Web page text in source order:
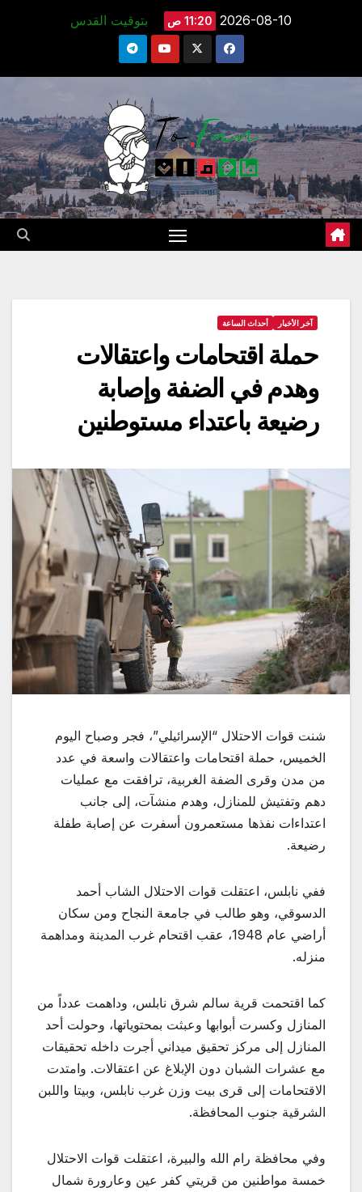
2026-08-10 11:20 ص بتوقيت القدس
آخر الأخبار أحداث الساعة
حملة اقتحامات واعتقالات
وهدم في الضفة وإصابة
رضيعة باعتداء مستوطنين
شنت قوات الاحتلال “الإسرائيلي”، فجر وصباح اليوم
الخميس، حملة اقتحامات واعتقالات واسعة في عدد
من مدن وقرى الضفة الغربية، ترافقت مع عمليات
دهم وتفتيش للمنازل، وهدم منشآت، إلى جانب
اعتداءات نفذها مستعمرون أسفرت عن إصابة طفلة
رضيعة.
ففي نابلس، اعتقلت قوات الاحتلال الشاب أحمد
الدسوقي، وهو طالب في جامعة النجاح ومن سكان
أراضي عام 1948، عقب اقتحام غرب المدينة ومداهمة
منزله.
كما اقتحمت قرية سالم شرق نابلس، وداهمت عدداً من
المنازل وكسرت أبوابها وعبثت بمحتوياتها، وحولت أحد
المنازل إلى مركز تحقيق ميداني أجرت داخله تحقيقات
مع عشرات الشبان دون الإبلاغ عن اعتقالات. وامتدت
الاقتحامات إلى قرى بيت وزن غرب نابلس، وبيتا واللبن
الشرقية جنوب المحافظة.
وفي محافظة رام الله والبيرة، اعتقلت قوات الاحتلال
خمسة مواطنين من قريتي كفر عين وعارورة شمال